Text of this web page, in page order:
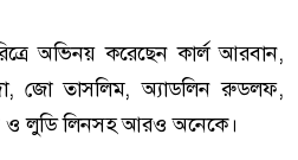
অভিনয় করেছেন কার্ল আরবান,
জো তাসলিম, অ্যাডলিন রুডলফ,
ও লুডি লিনসহ আরও অনেকে।